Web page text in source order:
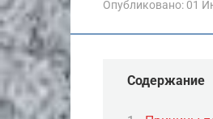
Опубликовано: 01
Содержание